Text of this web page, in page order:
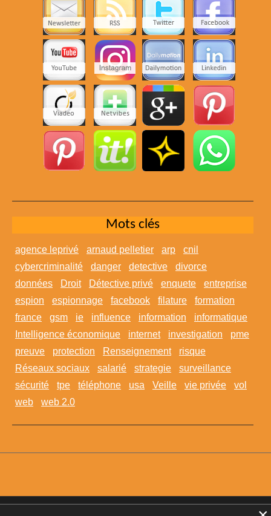
Mots clés
agence leprivé arnaud pelletier arp
cnil
cybercriminalité
danger detective
divorce
données
Droit Détective privé enquete
entreprise
espion
espionnage facebook filature
formation
france
gsm ie influence information
informatique
Intelligence économique
internet investigation
pme
preuve
protection Renseignement
risque
Réseaux sociaux
salarié strategie
surveillance
sécurité
tpe téléphone usa Veille vie privée
vol
web
web 2.0